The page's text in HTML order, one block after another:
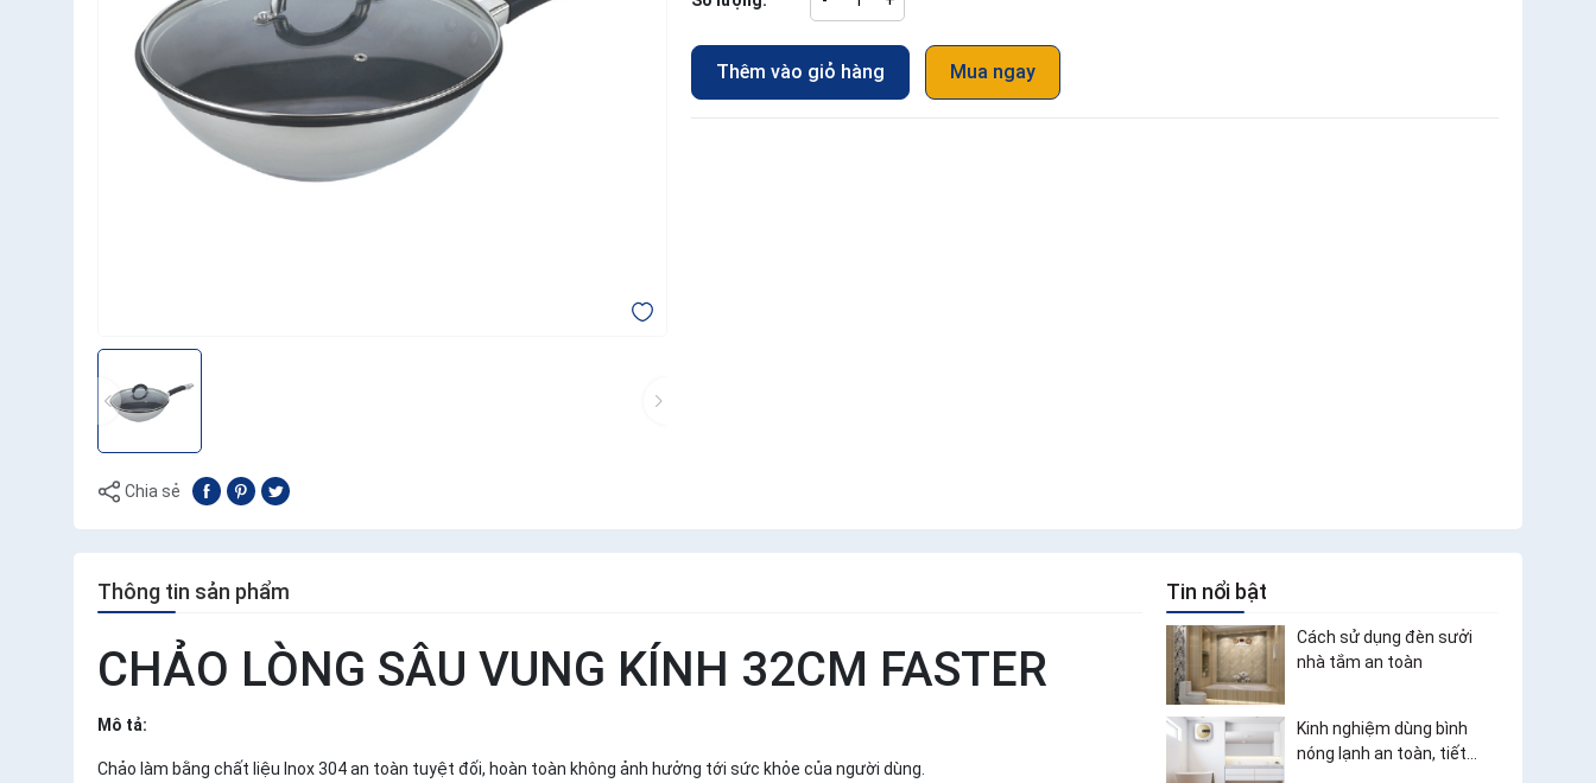
Chia sẻ
Thêm vào giỏ hàng Mua ngay
Thông tin sản phẩm
CHẢO LÒNG SÂU VUNG KÍNH 32CM FASTER
Mô tả:
Chảo làm bằng chất liệu Inox 304 an toàn tuyệt đối, hoàn toàn không ảnh hưởng tới sức khỏe của người dùng.
Tin nổi bật
Cách sử dụng đèn sưởi
nhà tắm an toàn
Kinh nghiệm dùng bình
nóng lạnh an toàn, tiết